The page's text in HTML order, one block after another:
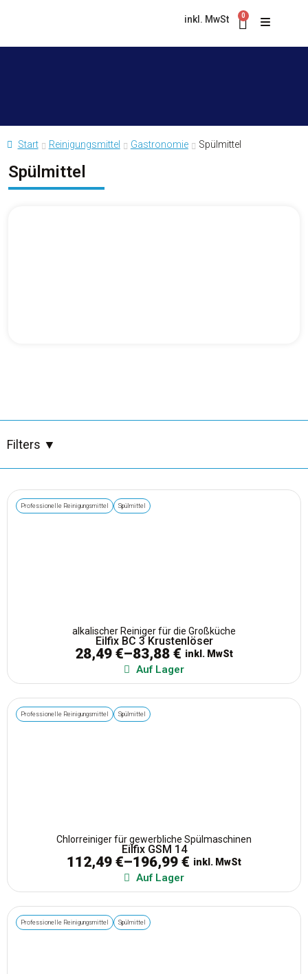
inkl. MwSt 0
Asphalt & Magnesit
Holz & Korkreiniger
Reinigungsmittel
Reinigungssysteme & Geräte
Stiele & Zubehör
Start Reinigungsmittel Gastronomie Spülmittel
Spülmittel
Filters ▼
Professionelle Reinigungsmittel Spülmittel
alkalischer Reiniger für die Großküche
Eilfix BC 3 Krustenlöser
28,49 €–83,88 € inkl. MwSt
Auf Lager
Professionelle Reinigungsmittel Spülmittel
Chlorreiniger für gewerbliche Spülmaschinen
Eilfix GSM 14
112,49 €–196,99 € inkl. MwSt
Auf Lager
Professionelle Reinigungsmittel Spülmittel